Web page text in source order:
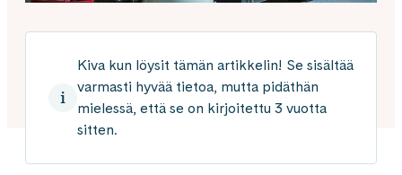
Kiva kun löysit tämän artikkelin! Se sisältää
varmasti hyvää tietoa, mutta pidäthän
mielessä, että se on kirjoitettu 3 vuotta
sitten.